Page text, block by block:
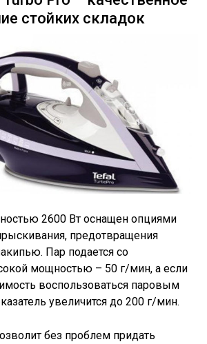
стойких складок
2600 Вт оснащен опциями
предотвращения
Пар подается со
мощностью – 50 г/мин, а если
воспользоваться паровым
увеличится до 200 г/мин.
без проблем придать